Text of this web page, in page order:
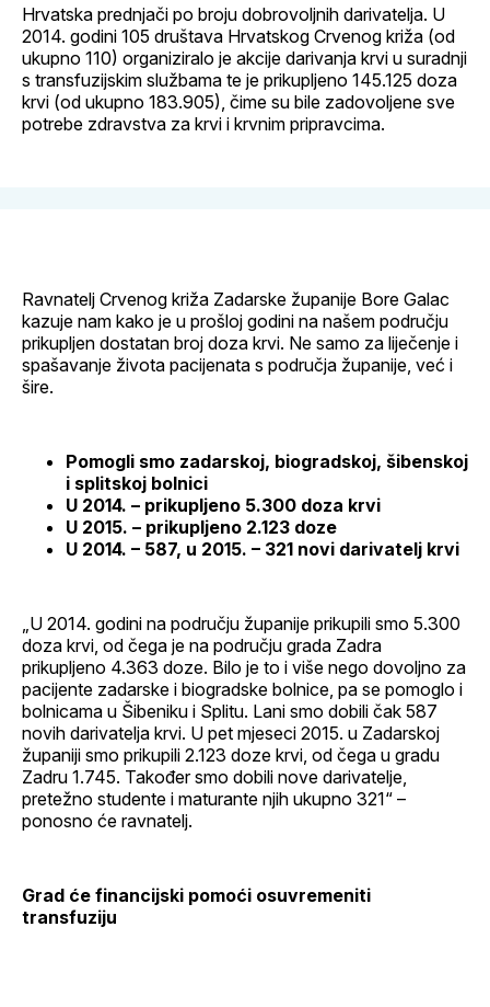
Hrvatska prednjači po broju dobrovoljnih darivatelja. U
2014. godini 105 društava Hrvatskog Crvenog križa (od
ukupno 110) organiziralo je akcije darivanja krvi u suradnji
s transfuzijskim službama te je prikupljeno 145.125 doza
krvi (od ukupno 183.905), čime su bile zadovoljene sve
potrebe zdravstva za krvi i krvnim pripravcima.
Ravnatelj Crvenog križa Zadarske županije Bore Galac
kazuje nam kako je u prošloj godini na našem području
prikupljen dostatan broj doza krvi. Ne samo za liječenje i
spašavanje života pacijenata s područja županije, već i
šire.
Pomogli smo zadarskoj, biogradskoj, šibenskoj
i splitskoj bolnici
U 2014. – prikupljeno 5.300 doza krvi
U 2015. – prikupljeno 2.123 doze
U 2014. – 587, u 2015. – 321 novi darivatelj krvi
„U 2014. godini na području županije prikupili smo 5.300
doza krvi, od čega je na području grada Zadra
prikupljeno 4.363 doze. Bilo je to i više nego dovoljno za
pacijente zadarske i biogradske bolnice, pa se pomoglo i
bolnicama u Šibeniku i Splitu. Lani smo dobili čak 587
novih darivatelja krvi. U pet mjeseci 2015. u Zadarskoj
županiji smo prikupili 2.123 doze krvi, od čega u gradu
Zadru 1.745. Također smo dobili nove darivatelje,
pretežno studente i maturante njih ukupno 321“ –
ponosno će ravnatelj.
Grad će financijski pomoći osuvremeniti
transfuziju